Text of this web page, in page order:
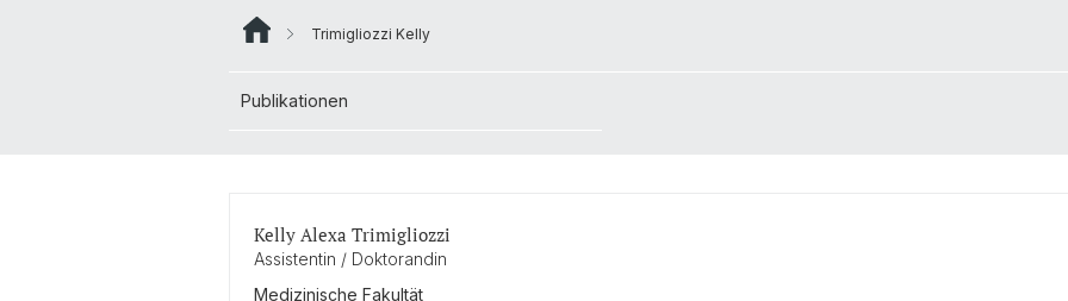
Trimigliozzi Kelly
Publikationen
Kelly Alexa Trimigliozzi
Assistentin / Doktorandin
Medizinische Fakultät